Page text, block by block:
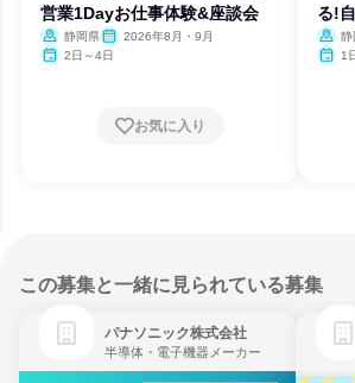
営業1Dayお仕事体験&座談会
静岡県
2026年8月・9月
2日～4日
お気に入り
る!
静
1
この募集と一緒に見られている募集
パナソニック株式会社
半導体・電子機器メーカー